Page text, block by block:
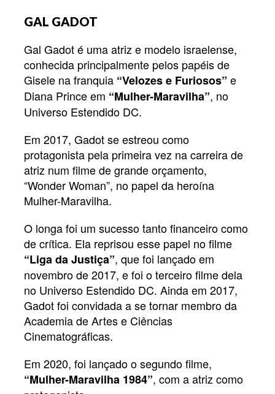
GAL GADOT
Gal Gadot é uma atriz e modelo israelense,
conhecida principalmente pelos papéis de
Gisele na franquia “Velozes e Furiosos” e
Diana Prince em “Mulher-Maravilha”, no
Universo Estendido DC.
Em 2017, Gadot se estreou como
protagonista pela primeira vez na carreira de
atriz num filme de grande orçamento,
“Wonder Woman”, no papel da heroína
Mulher-Maravilha.
O longa foi um sucesso tanto financeiro como
de crítica. Ela reprisou esse papel no filme
“Liga da Justiça”, que foi lançado em
novembro de 2017, e foi o terceiro filme dela
no Universo Estendido DC. Ainda em 2017,
Gadot foi convidada a se tornar membro da
Academia de Artes e Ciências
Cinematográficas.
Em 2020, foi lançado o segundo filme,
“Mulher-Maravilha 1984”, com a atriz como